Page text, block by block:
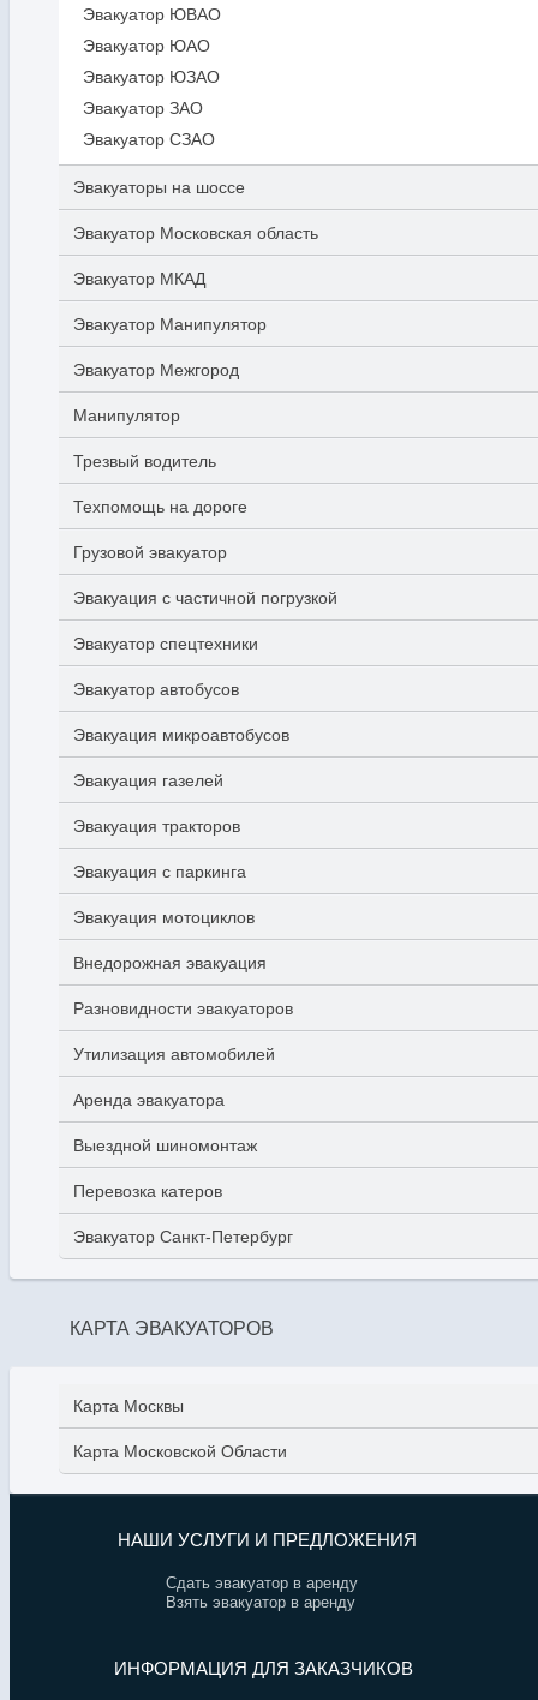
Эвакуатор ЮВАО
Эвакуатор ЮАО
Эвакуатор ЮЗАО
Эвакуатор ЗАО
Эвакуатор СЗАО
Эвакуаторы на шоссе
Эвакуатор Московская область
Эвакуатор МКАД
Эвакуатор Манипулятор
Эвакуатор Межгород
Манипулятор
Трезвый водитель
Техпомощь на дороге
Грузовой эвакуатор
Эвакуация с частичной погрузкой
Эвакуатор спецтехники
Эвакуатор автобусов
Эвакуация микроавтобусов
Эвакуация газелей
Эвакуация тракторов
Эвакуация с паркинга
Эвакуация мотоциклов
Внедорожная эвакуация
Разновидности эвакуаторов
Утилизация автомобилей
Аренда эвакуатора
Выездной шиномонтаж
Перевозка катеров
Эвакуатор Санкт-Петербург
КАРТА ЭВАКУАТОРОВ
Карта Москвы
Карта Московской Области
НАШИ УСЛУГИ И ПРЕДЛОЖЕНИЯ
Сдать эвакуатор в аренду
Взять эвакуатор в аренду
ИНФОРМАЦИЯ ДЛЯ ЗАКАЗЧИКОВ